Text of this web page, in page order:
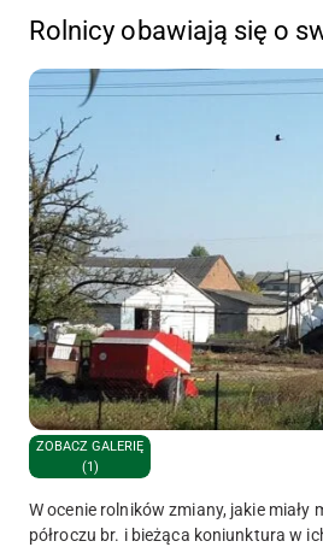
Rolnicy obawiają się o
ZOBACZ GALERIĘ
(1)
W ocenie rolników zmiany, jakie miały
półroczu br. i bieżąca koniunktura w